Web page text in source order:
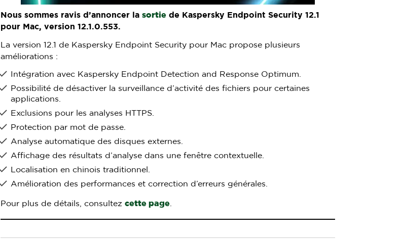
Nous sommes ravis d’annoncer la sortie de Kaspersky Endpoint Security 12.1
pour Mac, version 12.1.0.553.
La version 12.1 de Kaspersky Endpoint Security pour Mac propose plusieurs
améliorations :
Intégration avec Kaspersky Endpoint Detection and Response Optimum.
Possibilité de désactiver la surveillance d’activité des fichiers pour certaines
applications.
Exclusions pour les analyses HTTPS.
Protection par mot de passe.
Analyse automatique des disques externes.
Affichage des résultats d’analyse dans une fenêtre contextuelle.
Localisation en chinois traditionnel.
Amélioration des performances et correction d’erreurs générales.
Pour plus de détails, consultez cette page